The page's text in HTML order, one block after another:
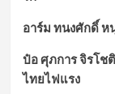
อาร์ม ทนงศักดิ์ ห
ป๋อ ศุภการ จิรโช
ไทยไฟแรง